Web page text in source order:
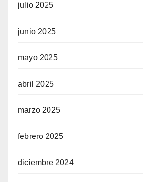
julio 2025
junio 2025
mayo 2025
abril 2025
marzo 2025
febrero 2025
diciembre 2024